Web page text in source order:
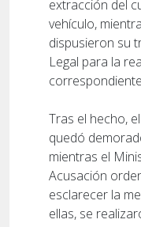
extracción del
vehículo,
dispusieron su
Legal para la
Tras el hecho,
quedó
mientras el
Acusación
esclarecer la
ellas, se